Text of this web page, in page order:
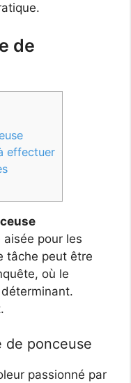
de
effectuer
aisée pour les
tâche peut être
où le
de ponceuse
passionné par